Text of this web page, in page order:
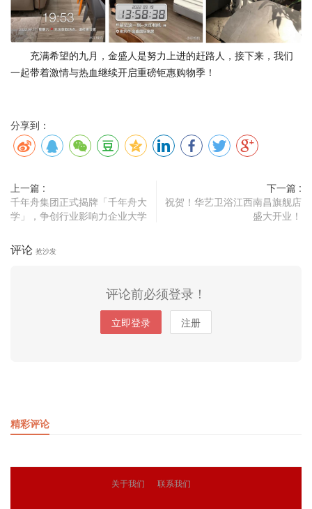
充满希望的九月， 金盛人是努力上进的赶路人，接下来，我们
一起带着激情与热血继续开启重磅钜惠购物季！
分享到：
上一篇 :
千年舟集团正式揭牌「千年舟大
学」，争创行业影响力企业大学
下一篇 :
祝贺！华艺卫浴江西南昌旗舰店
盛大开业！
评论 抢沙发
评论前必须登录！
立即登录 注册
精彩评论
关于我们 联系我们